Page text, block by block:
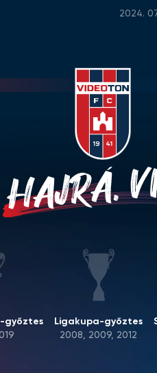
2024.
HAJRÁ,
győztes
Ligakupa-győztes
2008, 2009, 2012